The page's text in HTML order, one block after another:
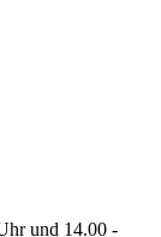
und 14.00 -